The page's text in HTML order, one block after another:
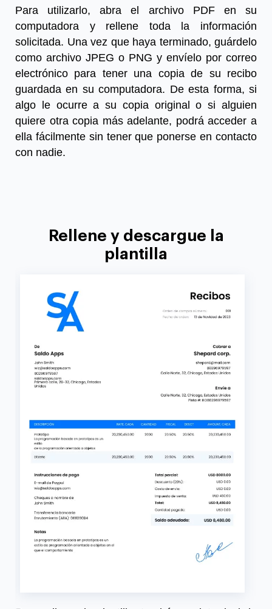
Para utilizarlo, abra el archivo PDF en su
computadora y rellene toda la información
solicitada. Una vez que haya terminado, guárdelo
como archivo JPEG o PNG y envíelo por correo
electrónico para tener una copia de su recibo
guardada en su computadora. De esta forma, si
algo le ocurre a su copia original o si alguien
quiere otra copia más adelante, podrá acceder a
ella fácilmente sin tener que ponerse en contacto
con nadie.
Rellene y descargue la
plantilla